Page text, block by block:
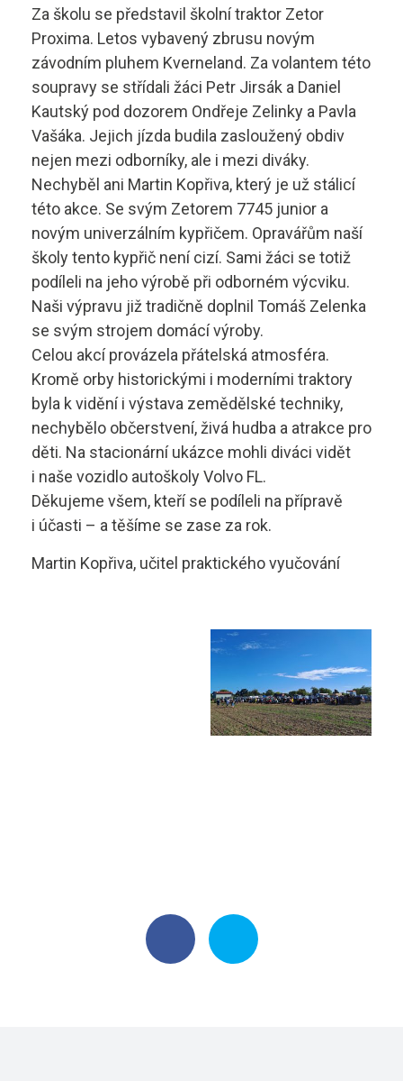
Řezník - uzenář
Kuchař - číšník
Cukrář
Dopravní a letecký technik
Diagnostik zemědělské techniky
Dopravní technik
Technolog výroby potravin
Školící středisko
Rady a informace
Studijní materiály
Ceník
Projekt ECDL
Kontakty autoškoly
Skupina B
Skupina B+E
Skupina B96
Skupina C
Skupina C+E
Skupina T
Skupina L17
vyhledávání
Bakaláři
Microsoft 365
+420 495 490 328
sstrnb@sstrnb.cz
Virtuální prohlídka
Za školu se představil školní traktor Zetor
Proxima. Letos vybavený zbrusu novým
závodním pluhem Kverneland. Za volantem této
soupravy se střídali žáci Petr Jirsák a Daniel
Kautský pod dozorem Ondřeje Zelinky a Pavla
Vašáka. Jejich jízda budila zasloužený obdiv
nejen mezi odborníky, ale i mezi diváky.
Nechyběl ani Martin Kopřiva, který je už stálicí
této akce. Se svým Zetorem 7745 junior a
novým univerzálním kypřičem. Opravářům naší
školy tento kypřič není cizí. Sami žáci se totiž
podíleli na jeho výrobě při odborném výcviku.
Naši výpravu již tradičně doplnil Tomáš Zelenka
se svým strojem domácí výroby.
Celou akcí provázela přátelská atmosféra.
Kromě orby historickými i moderními traktory
byla k vidění i výstava zemědělské techniky,
nechybělo občerstvení, živá hudba a atrakce pro
děti. Na stacionární ukázce mohli diváci vidět
i naše vozidlo autoškoly Volvo FL.
Děkujeme všem, kteří se podíleli na přípravě
i účasti – a těšíme se zase za rok.
Martin Kopřiva, učitel praktického vyučování